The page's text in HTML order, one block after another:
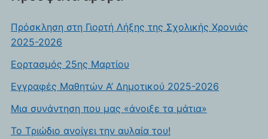
Πρόσκληση στη Γιορτή Λήξης της Σχολικής Χρονιάς
2025-2026
Eορτασμός 25ης Μαρτίου
Εγγραφές Μαθητών Α’ Δημοτικού 2025-2026
Μια συνάντηση που μας «άνοιξε τα μάτια»
To Tριώδιο ανοίγει την αυλαία του!